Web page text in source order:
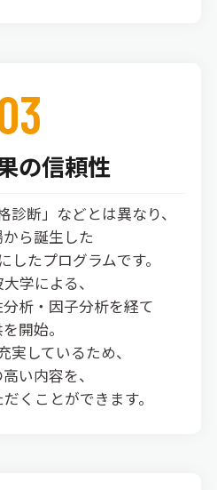
の信頼性
診断」などとは異なり、
ら誕生した
したプログラムです。
学による、
析・因子分析を経て
開始。
実しているため、
い内容を、
くことができます。